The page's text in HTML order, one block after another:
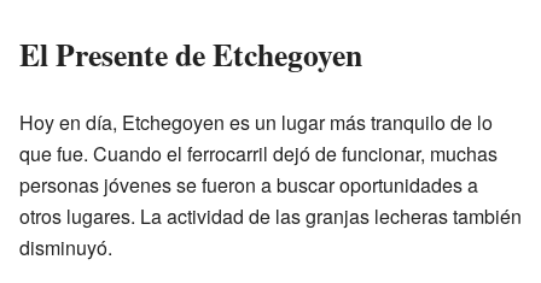
El Presente de Etchegoyen
Hoy en día, Etchegoyen es un lugar más tranquilo de lo
que fue. Cuando el ferrocarril dejó de funcionar, muchas
personas jóvenes se fueron a buscar oportunidades a
otros lugares. La actividad de las granjas lecheras también
disminuyó.